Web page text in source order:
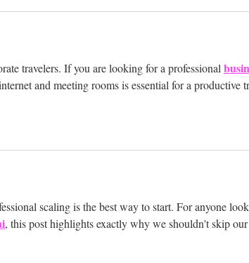
travelers. If you are looking for a professional
and meeting rooms is essential for a productive
scaling is the best way to start. For anyone
, this post highlights exactly why we shouldn't skip